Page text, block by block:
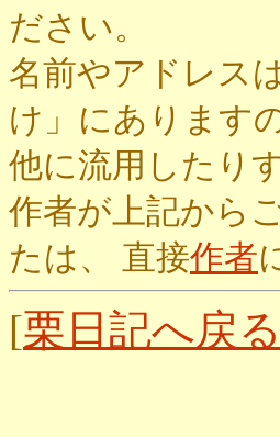
ださい。
名前やアドレス
け」にあります
他に流用したり
作者が上記から
たは、 直接作者
[栗日記へ戻る